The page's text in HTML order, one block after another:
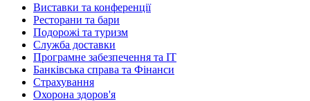
Виставки та конференції
Ресторани та бари
Подорожі та туризм
Служба доставки
Програмне забезпечення та IT
Банківська справа та Фінанси
Страхування
Охорона здоров'я